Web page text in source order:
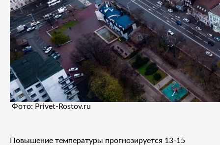
Фото: Privet-Rostov.ru
Повышение температуры прогнозируется 13-15